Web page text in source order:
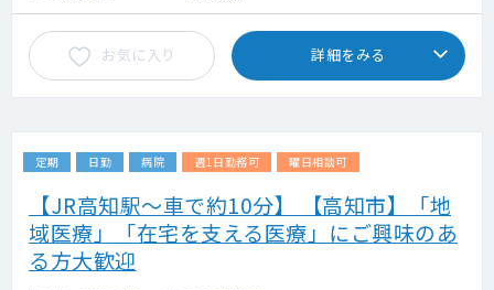
お気に入り 詳細をみる
定期 日勤 病院 週1日勤務可 曜日相談可
【JR高知駅～車で約10分】 【高知市】「地
域医療」「在宅を支える医療」にご興味のあ
る方大歓迎